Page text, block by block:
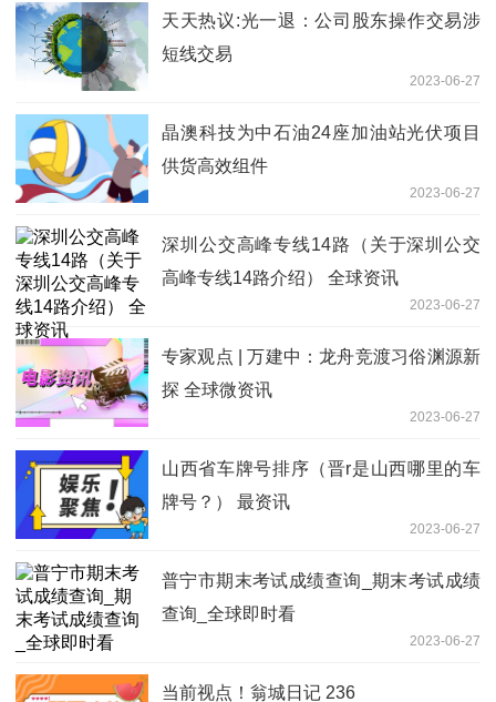
天天热议:光一退：公司股东操作交易涉
短线交易
2023-06-27
晶澳科技为中石油24座加油站光伏项目
供货高效组件
2023-06-27
深圳公交高峰专线14路（关于深圳公交
高峰专线14路介绍） 全球资讯
2023-06-27
专家观点 | 万建中：龙舟竞渡习俗渊源新
探 全球微资讯
2023-06-27
山西省车牌号排序（晋r是山西哪里的车
牌号？） 最资讯
2023-06-27
普宁市期末考试成绩查询_期末考试成绩
查询_全球即时看
2023-06-27
当前视点！翁城日记 236